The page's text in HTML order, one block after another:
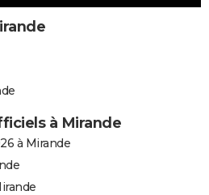
à Mirande
à Mirande